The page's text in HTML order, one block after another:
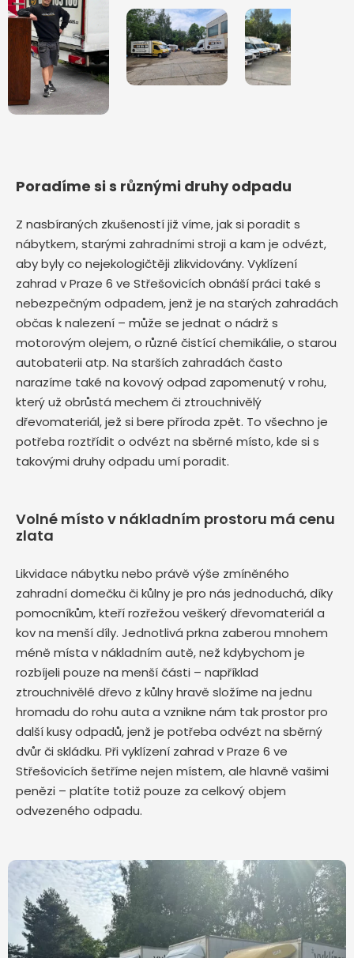
Poradíme si s různými druhy odpadu
Z nasbíraných zkušeností již víme, jak si poradit s
nábytkem, starými zahradními stroji a kam je odvézt,
aby byly co nejekologičtěji zlikvidovány. Vyklízení
zahrad v Praze 6 ve Střešovicích obnáší práci také s
nebezpečným odpadem, jenž je na starých zahradách
občas k nalezení – může se jednat o nádrž s
motorovým olejem, o různé čistící chemikálie, o starou
autobaterii atp. Na starších zahradách často
narazíme také na kovový odpad zapomenutý v rohu,
který už obrůstá mechem či ztrouchnivělý
dřevomateriál, jež si bere příroda zpět. To všechno je
potřeba roztřídit o odvézt na sběrné místo, kde si s
takovými druhy odpadu umí poradit.
Volné místo v nákladním prostoru má cenu
zlata
Likvidace nábytku nebo právě výše zmíněného
zahradní domečku či kůlny je pro nás jednoduchá, díky
pomocníkům, kteří rozřežou veškerý dřevomateriál a
kov na menší díly. Jednotlivá prkna zaberou mnohem
méně místa v nákladním autě, než kdybychom je
rozbíjeli pouze na menší části – například
ztrouchnivělé dřevo z kůlny hravě složíme na jednu
hromadu do rohu auta a vznikne nám tak prostor pro
další kusy odpadů, jenž je potřeba odvézt na sběrný
dvůr či skládku. Při vyklízení zahrad v Praze 6 ve
Střešovicích šetříme nejen místem, ale hlavně vašimi
penězi – platíte totiž pouze za celkový objem
odvezeného odpadu.